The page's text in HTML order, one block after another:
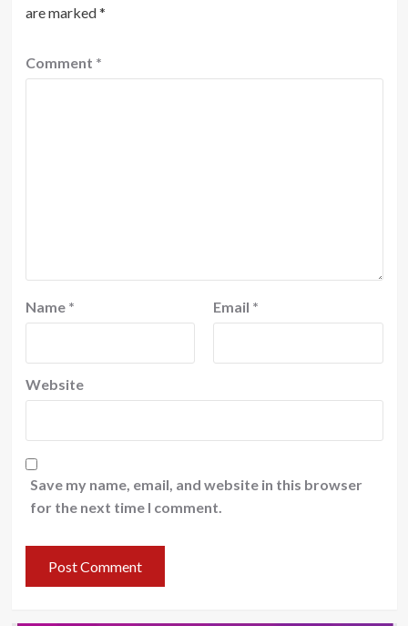
are marked*
Comment *
Name * Email *
Website
Save my name, email, and website in this browser
for the next time I comment.